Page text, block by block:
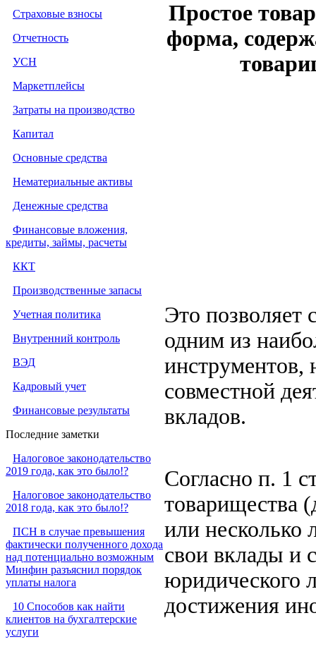
Страховые взносы
Отчетность
УСН
Маркетплейсы
Затраты на производство
Капитал
Основные средства
Нематериальные активы
Денежные средства
Финансовые вложения,
кредиты, займы, расчеты
ККТ
Производственные запасы
Учетная политика
Внутренний контроль
ВЭД
Кадровый учет
Финансовые результаты
Последние заметки
Налоговое законодательство
2019 года, как это было!?
Налоговое законодательство
2018 года, как это было!?
ПСН в случае превышения
фактически полученного дохода
над потенциально возможным
Минфин разъяснил порядок
уплаты налога
10 Способов как найти
клиентов на бухгалтерские
услуги
Простое
форма,
Это позволяет
одним из
инструментов,
совместной
вкладов.
Согласно п. 1
товарищества
или несколько
свои вклады и
юридического
достижения